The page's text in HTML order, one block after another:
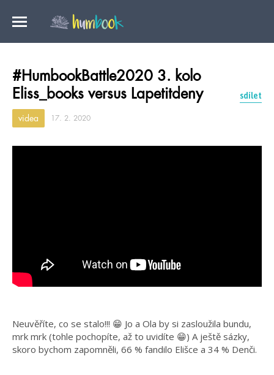
#HumbookBattle2020 3. kolo
Eliss_books versus Lapetitdeny
sdílet
videa 17. 2. 2020
Neuvěříte, co se stalo!!! 😁 Jo a Ola by si zasloužila bundu,
mrk mrk (tohle pochopíte, až to uvidíte 😁) A ještě sázky,
skoro bychom zapomněli, 66 % fandilo Elišce a 34 % Denči.